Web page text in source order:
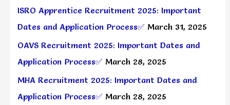
ISRO Apprentice Recruitment 2025: Important
Dates and Application Process✅ March 31, 2025
OAVS Recruitment 2025: Important Dates and
Application Process✅ March 28, 2025
MHA Recruitment 2025: Important Dates and
Application Process✅ March 28, 2025